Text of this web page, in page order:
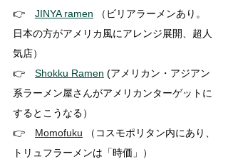
👉 JINYA ramen （ビリアラーメンあり。
日本の方がアメリカ風にアレンジ展開、超人
気店）
👉 Shokku Ramen (アメリカン・アジアン
系ラーメン屋さんがアメリカンターゲットに
するとこうなる）
👉 Momofuku （コスモポリタン内にあり、
トリュフラーメンは「時価」）